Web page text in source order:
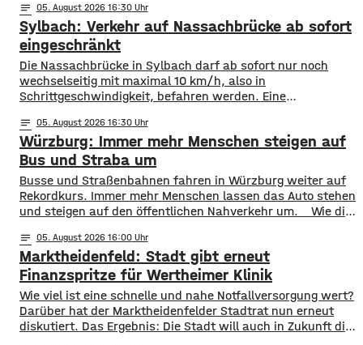
notes 05. August 2026 16:30
Sylbach: Verkehr auf Nassachbrücke ab sofort
eingeschränkt
Die Nassachbrücke in Sylbach darf ab sofort nur noch
wechselseitig mit maximal 10 km/h, also in
Schrittgeschwindigkeit, befahren werden. Eine
Landratsamt am Mittwochnachmittag veröffentlicht.
Hintergrund ist das der Schwerlastverkehr aufgrund der
kurzfristigen Sperrung der Nassachbrücke in Haßfurt
deutlich zugenommen hat. Durch die Begrenzung der
Höchstgeschwindigkeit soll das über 50 Jahre
notes 05. August 2026 16:30
Würzburg: Immer mehr Menschen steigen auf
Bus und Straba um
​​Busse und Straßenbahnen fahren in Würzburg weiter auf
Rekordkurs. Immer mehr Menschen lassen das Auto stehen
und steigen auf den öffentlichen Nahverkehr um. ​Wie die
so viele Fahrgäste transportiert wie nie zuvor. Insgesamt
waren knapp 18 Millionen Menschen im öffentlichen
Nahverkehr unterwegs. ​Besonders deutlich zeigt sich
notes 05. August 2026 16:00
Marktheidenfeld: Stadt gibt erneut
Finanzspritze für Wertheimer Klinik
​​Wie viel ist eine schnelle und nahe Notfallversorgung wert?
Darüber hat der Marktheidenfelder Stadtrat nun erneut
diskutiert. Das Ergebnis: Die Stadt will auch in Zukunft die